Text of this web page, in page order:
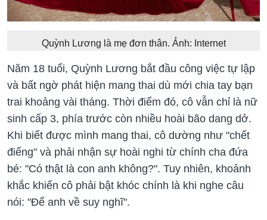
Quỳnh Lương là mẹ đơn thân. Ảnh: Internet
Năm 18 tuổi, Quỳnh Lương bắt đầu công việc tự lập
và bất ngờ phát hiện mang thai dù mới chia tay bạn
trai khoảng vài tháng. Thời điểm đó, cô vẫn chỉ là nữ
sinh cấp 3, phía trước còn nhiều hoài bão dang dở.
Khi biết được mình mang thai, cô dường như "chết
điếng" và phải nhận sự hoài nghi từ chính cha đứa
bé: "Có thật là con anh không?". Tuy nhiên, khoảnh
khắc khiến cô phải bật khóc chính là khi nghe câu
nói: "Để anh về suy nghĩ".